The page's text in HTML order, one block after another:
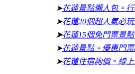
➤花蓮景點懶人包。
➤花蓮20個超人氣必
➤花蓮15個免門票景
➤花蓮景點。優惠門
➤花蓮住宿詢價。線